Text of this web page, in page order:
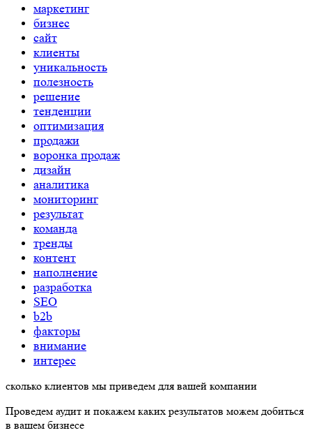
маркетинг
бизнес
сайт
клиенты
уникальность
полезность
решение
тенденции
оптимизация
продажи
воронка продаж
дизайн
аналитика
мониторинг
результат
команда
тренды
контент
наполнение
разработка
SEO
b2b
факторы
внимание
интерес
сколько клиентов мы приведем для вашей компании
Проведем аудит и покажем каких результатов можем добиться
в вашем бизнесе